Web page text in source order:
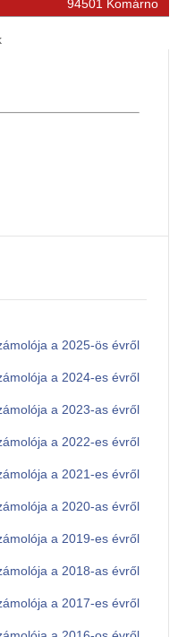
94501 Komárno
a 2025-ös évről
a 2024-es évről
a 2023-as évről
a 2022-es évről
a 2021-es évről
a 2020-as évről
a 2019-es évről
a 2018-as évről
a 2017-es évről